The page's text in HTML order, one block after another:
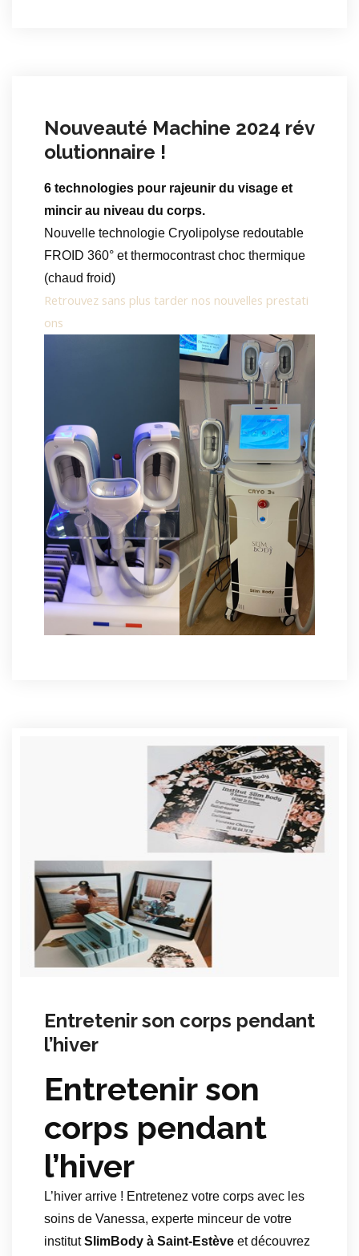
Nouveauté Machine 2024 rév
olutionnaire !
6 technologies pour rajeunir du visage et
mincir au niveau du corps.
Nouvelle technologie Cryolipolyse redoutable
FROID 360° et thermocontrast choc thermique
(chaud froid)
Retrouvez sans plus tarder nos nouvelles prestati
ons
Entretenir son corps pendant
l’hiver
Entretenir son
corps pendant
l’hiver
L’hiver arrive ! Entretenez votre corps avec les
soins de Vanessa, experte minceur de votre
institutSlimBody à Saint-Estève et découvrez